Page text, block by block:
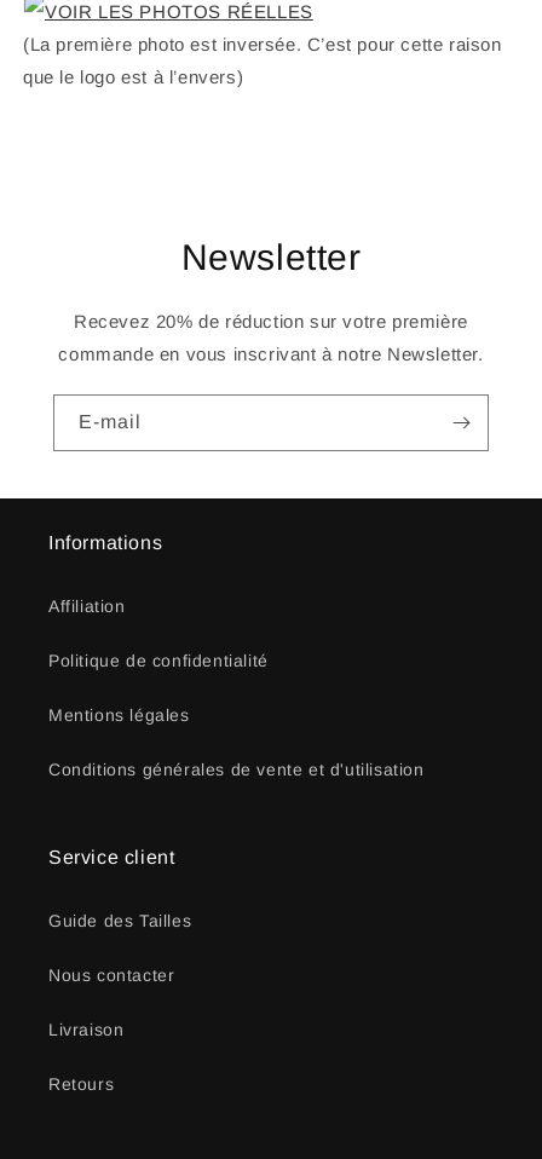
VOIR LES PHOTOS RÉELLES
(La première photo est inversée. C’est pour cette raison
que le logo est à l’envers)
Newsletter
Recevez 20% de réduction sur votre première
commande en vous inscrivant à notre Newsletter.
E-mail
Informations
Affiliation
Politique de confidentialité
Mentions légales
Conditions générales de vente et d'utilisation
Service client
Guide des Tailles
Nous contacter
Livraison
Retours